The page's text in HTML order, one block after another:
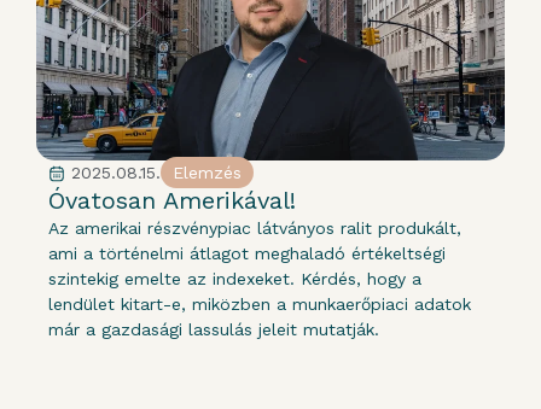
2025.08.15. Elemzés
Óvatosan Amerikával!
Az amerikai részvénypiac látványos ralit produkált,
ami a történelmi átlagot meghaladó értékeltségi
szintekig emelte az indexeket. Kérdés, hogy a
lendület kitart-e, miközben a munkaerőpiaci adatok
már a gazdasági lassulás jeleit mutatják.